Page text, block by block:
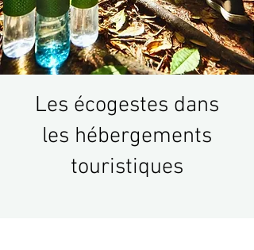
Les écogestes dans
les hébergements
touristiques